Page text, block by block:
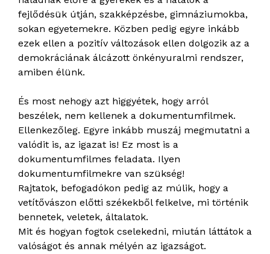
fejlődésük útján, szakképzésbe, gimnáziumokba,
sokan egyetemekre. Közben pedig egyre inkább
ezek ellen a pozitív változások ellen dolgozik az a
demokráciának álcázott önkényuralmi rendszer,
amiben élünk.
És most nehogy azt higgyétek, hogy arról
beszélek, nem kellenek a dokumentumfilmek.
Ellenkezőleg. Egyre inkább muszáj megmutatni a
valódit is, az igazat is! Ez most is a
dokumentumfilmes feladata. Ilyen
dokumentumfilmekre van szükség!
Rajtatok, befogadókon pedig az múlik, hogy a
vetítővászon előtti székekből felkelve, mi történik
bennetek, veletek, általatok.
Mit és hogyan fogtok cselekedni, miután láttátok a
valóságot és annak mélyén az igazságot.